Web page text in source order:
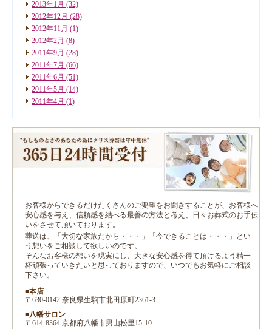
2013年1月 (32)
2012年12月 (28)
2012年11月 (1)
2012年2月 (8)
2011年9月 (28)
2011年7月 (66)
2011年6月 (51)
2011年5月 (14)
2011年4月 (1)
お客様からできるだけたくさんのご要望をお聞きすることが、お客様へ
安心感を与え、信頼感を結べる最善の方法と考え、日々お葬式のお手伝
いをさせて頂いております。
葬送は、「大切な家族だから・・・」「今できることは・・・」とい
う想いをご相談して欲しいのです。
そんなお客様の想いを現実にし、大きな安心感を得て頂けるよう精一
杯頑張っていきたいと思っておりますので、いつでもお気軽にご相談
下さい。
■本店
〒630-0142 奈良県生駒市北田原町2361-3
■八幡サロン
〒614-8364 京都府八幡市男山松里15-10